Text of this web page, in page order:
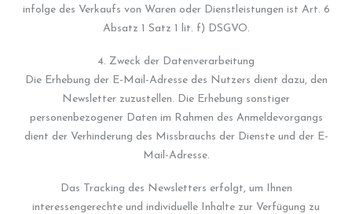
infolge des Verkaufs von Waren oder Dienstleistungen ist Art. 6
Absatz 1 Satz 1 lit. f) DSGVO.
4. Zweck der Datenverarbeitung
Die Erhebung der E-Mail-Adresse des Nutzers dient dazu, den
Newsletter zuzustellen. Die Erhebung sonstiger
personenbezogener Daten im Rahmen des Anmeldevorgangs
dient der Verhinderung des Missbrauchs der Dienste und der E-
Mail-Adresse.
Das Tracking des Newsletters erfolgt, um Ihnen
interessengerechte und individuelle Inhalte zur Verfügung zu